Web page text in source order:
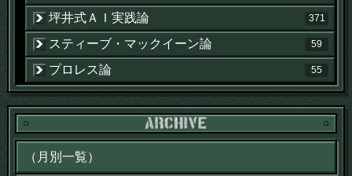
坪井式ＡＩ実践論 371
スティーブ・マックイーン論 59
プロレス論 55